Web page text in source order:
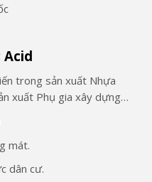
trong sản xuất Nhựa
xuất Phụ gia xây dựng…
mát.
dân cư.